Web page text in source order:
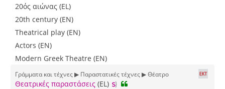
20ός αιώνας (EL)
20th century (EN)
Theatrical play (EN)
Actors (EN)
Modern Greek Theatre (EN)
Γράμματα και τέχνες ▶ Παραστατικές τέχνες ▶ Θέατρο
Θεατρικές παραστάσεις (EL)